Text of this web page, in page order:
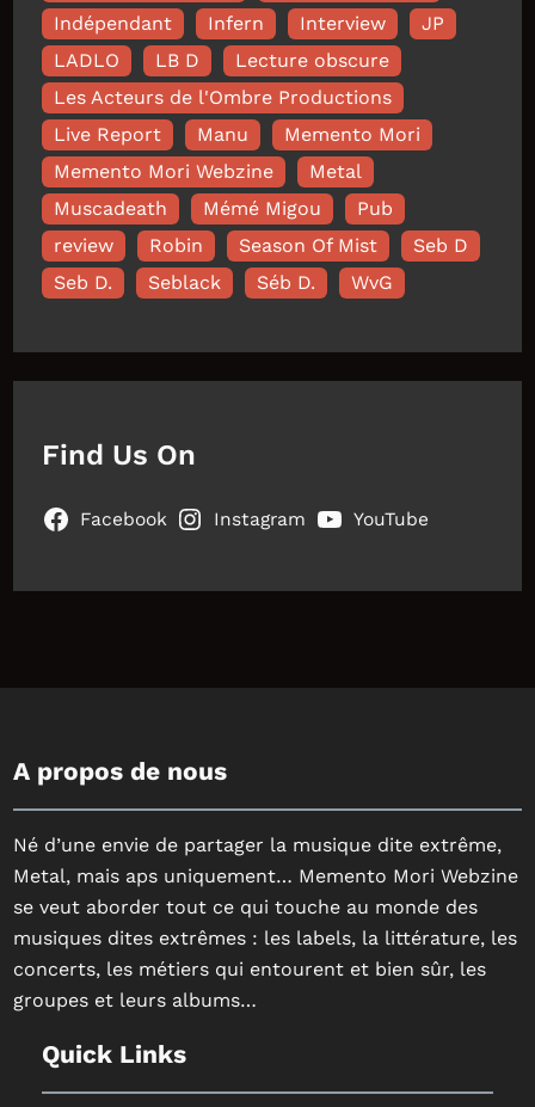
Indépendant
Infern Interview
JP
LADLO
LB D
Lecture obscure
Les Acteurs de l'Ombre Productions
Live Report
Manu
Memento Mori
Memento Mori Webzine
Metal
Muscadeath
Mémé Migou
Pub
review
Robin Season Of Mist
Seb D
Seb D.
Seblack Séb D. WvG
Find Us On
Facebook Instagram YouTube
A propos de nous
Né d’une envie de partager la musique dite extrême,
Metal, mais aps uniquement… Memento Mori Webzine
se veut aborder tout ce qui touche au monde des
musiques dites extrêmes : les labels, la littérature, les
concerts, les métiers qui entourent et bien sûr, les
groupes et leurs albums…
Quick Links